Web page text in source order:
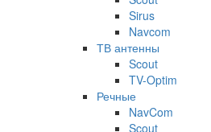
Sirus
Navcom
ТВ антенны
Scout
TV-Optim
Речные
NavCom
Scout